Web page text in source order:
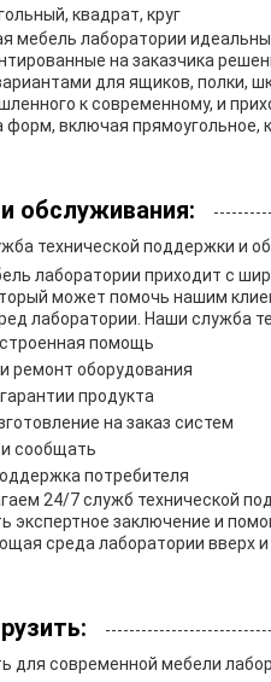
квадрат, круг
мебель лаборатории
на заказчика
для ящиков, полки,
к современному, и
форм, включая прямоугольное,
обслуживания:
технической поддержки и
лаборатории приходит с
может помочь нашим
лаборатории. Наши служба
помощь
ремонт оборудования
продукта
на заказ систем
сообщать
потребителя
24/7 служб технической
экспертное заключение и
среда лаборатории вверх
для современной мебели